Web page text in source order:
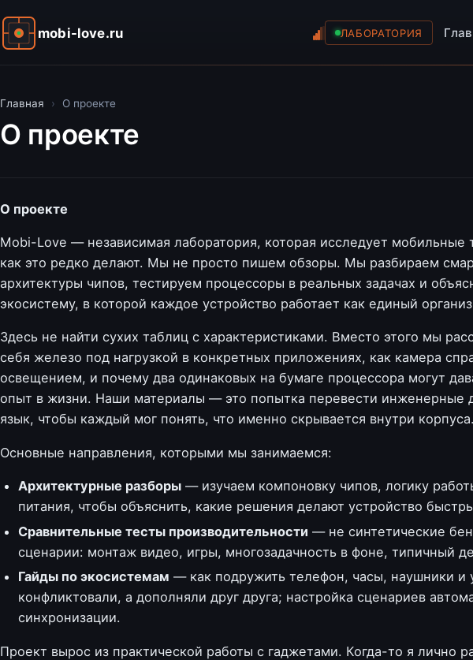
mobi-love.ru ЛАБОРАТОРИЯ
Главная › О проекте
О проекте
О проекте
Mobi-Love — независимая лаборатория, которая исследует мобильные
как это редко делают. Мы не просто пишем обзоры. Мы разбираем
архитектуры чипов, тестируем процессоры в реальных задачах и
экосистему, в которой каждое устройство работает как единый
Здесь не найти сухих таблиц с характеристиками. Вместо этого мы
себя железо под нагрузкой в конкретных приложениях, как камера
освещением, и почему два одинаковых на бумаге процессора могут
опыт в жизни. Наши материалы — это попытка перевести инженерные
язык, чтобы каждый мог понять, что именно скрывается внутри корпуса.
Основные направления, которыми мы занимаемся:
Архитектурные разборы— изучаем компоновку чипов, логику
питания, чтобы объяснить, какие решения делают устройство
Сравнительные тесты производительности — не синтетические
сценарии: монтаж видео, игры, многозадачность в фоне, типичный
Гайды по экосистемам — как подружить телефон, часы, наушники
конфликтовали, а дополняли друг друга; настройка сценариев
синхронизации.
Проект вырос из практической работы с гаджетами. Когда-то я лично